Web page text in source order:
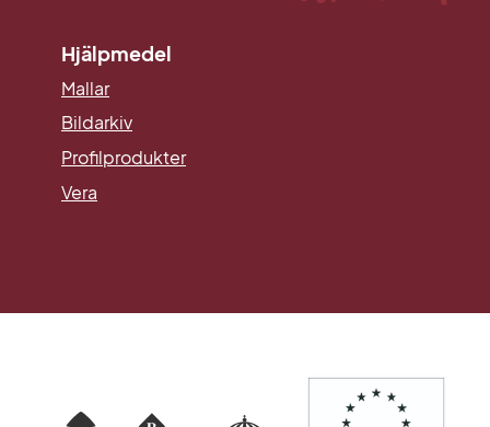
Hjälpmedel
Mallar
BildarkivLänk till annan webbplats.
Profilprodukter
Vera